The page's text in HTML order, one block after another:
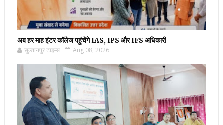
अब हर माह इंटर कॉलेज पहुंचेंगे IAS, IPS और IFS अधिकारी
सुल्तानपुर टाइम्स Aug 08, 2026